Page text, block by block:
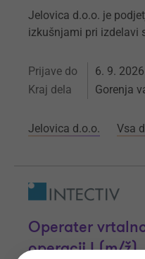
Jelovica d.o.o. je
izkušnjami pri izdelavi
Prijave do 6. 9. 2026
Kraj dela Gorenja
Jelovica d.o.o. Vsa
Operater
operacij I (m/ž)